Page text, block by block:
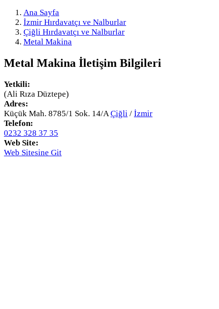
Ana Sayfa
İzmir Hırdavatçı ve Nalburlar
Çiğli Hırdavatçı ve Nalburlar
Metal Makina
Metal Makina İletişim Bilgileri
Yetkili:
(Ali Rıza Düztepe)
Adres:
Küçük Mah. 8785/1 Sok. 14/A Çiğli / İzmir
Telefon:
0232 328 37 35
Web Site:
Web Sitesine Git